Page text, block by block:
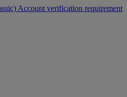
Account verification requirement